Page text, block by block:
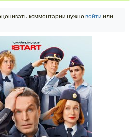
комментарии нужно войти или